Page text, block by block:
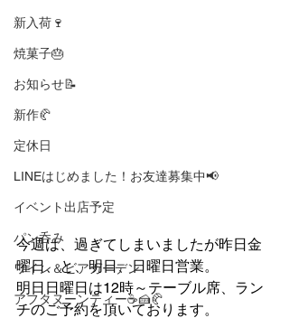
新入荷🍷
焼菓子🎂
お知らせ📝
新作🥐
定休日
LINEはじめました！お友達募集中📢
イベント出店予定
パン呑み
ワイン＆ビアガーデン
アフタヌーンティー☕🍰🥐
今週は、過ぎてしまいましたが昨日金
曜日、と、明日、日曜日営業。
明日日曜日は12時～テーブル席、ラン
チのご予約を頂いております。